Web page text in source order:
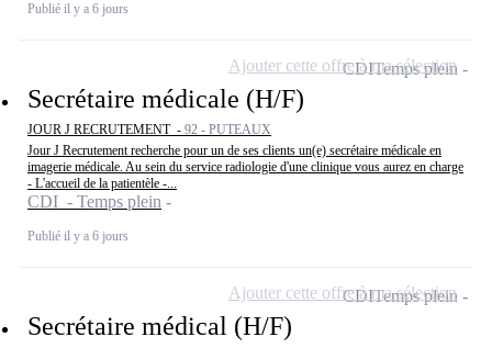
Publié il y a 6 jours
Secrétaire médicale (H/F)
JOUR J RECRUTEMENT - 92 - PUTEAUX
Jour J Recrutement recherche pour un de ses clients un(e) secrétaire médicale en
imagerie médicale. Au sein du service radiologie d'une clinique vous aurez en charge
- L'accueil de la patientèle -...
CDI - Temps plein
Publié il y a 6 jours
CDITemps plein
Ajouter cette offre à ma sélection
Secrétaire médical (H/F)
CDITemps plein
Ajouter cette offre à ma sélection